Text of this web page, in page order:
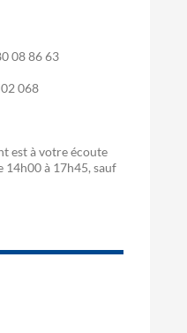
08 86 63
068
est à votre écoute
14h00 à 17h45, sauf